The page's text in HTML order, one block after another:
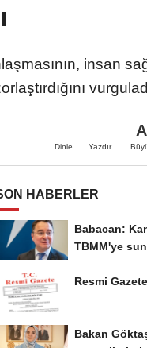
insan
Dinle Yazdır
A
HABERLER
Babacan:
TBMM'ye
Resmi
Bakan